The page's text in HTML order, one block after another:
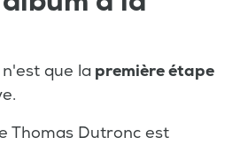
que la première étape
Thomas Dutronc est